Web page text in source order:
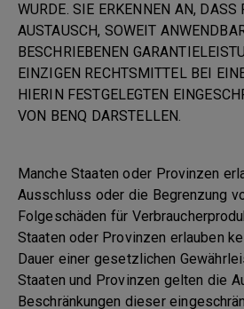
WURDE. SIE ERKENNEN AN, DASS
AUSTAUSCH, SOWEIT
BESCHRIEBENEN
EINZIGEN RECHTSMITTEL BEI
HIERIN FESTGELEGTEN
VON BENQ DARSTELLEN.
Manche Staaten oder Provinzen
Ausschluss oder die Begrenzung
Folgeschäden für
Staaten oder Provinzen erlauben
Dauer einer gesetzlichen
Staaten und Provinzen gelten die
Beschränkungen dieser